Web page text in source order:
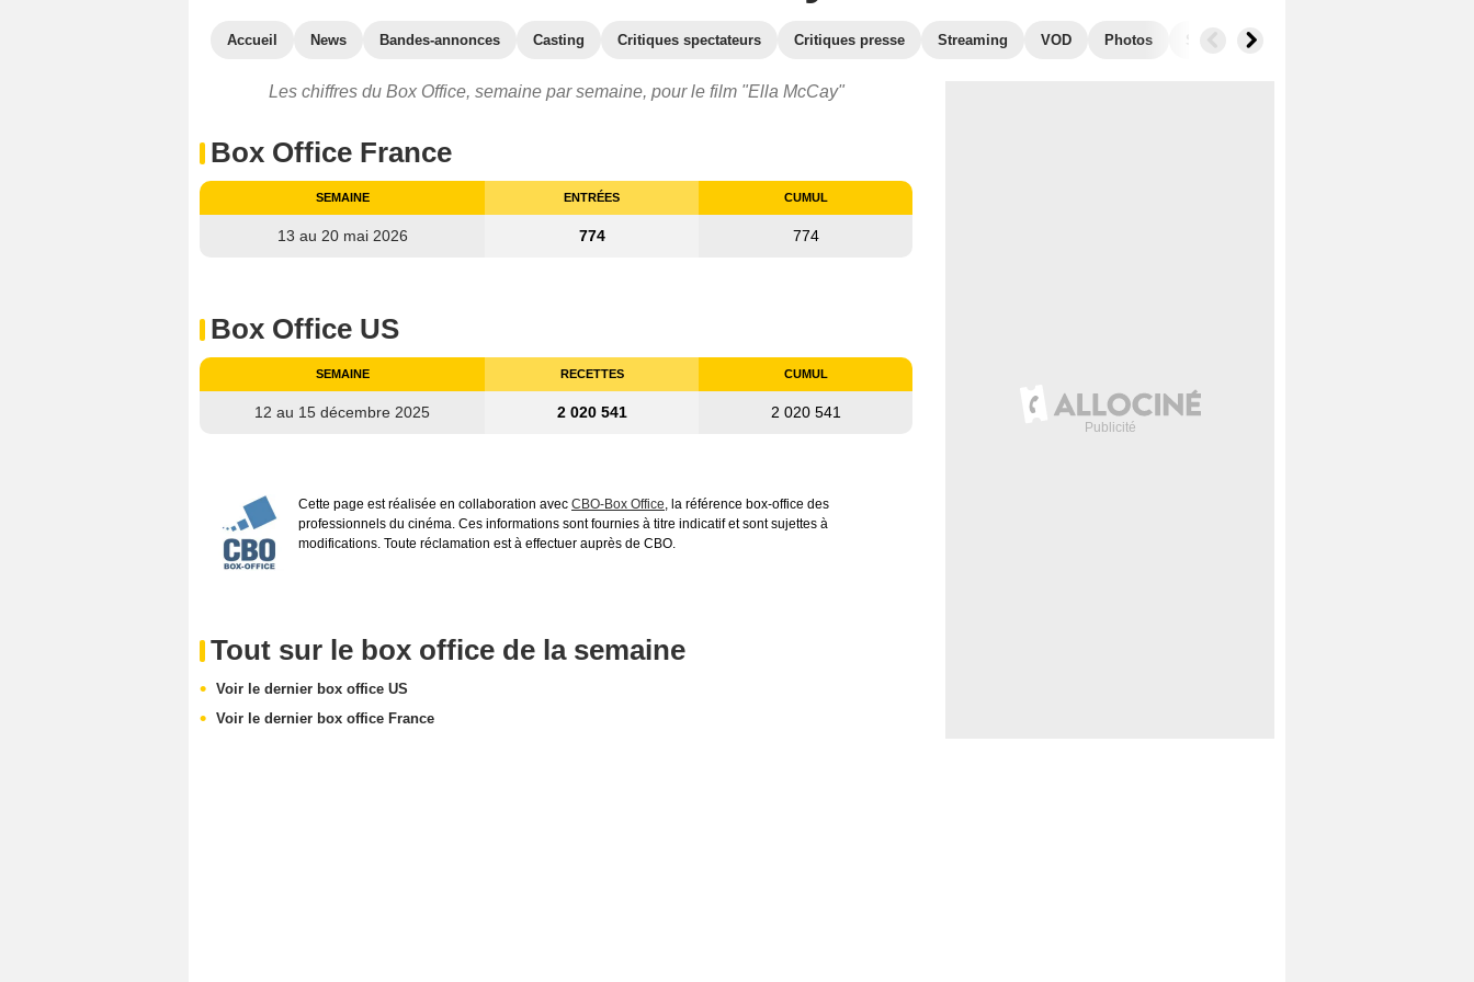
Accueil News Bandes-annonces Casting Critiques spectateurs Critiques presse Streaming VOD Photos Secrets de tournage
Les chiffres du Box Office, semaine par semaine, pour le film "Ella McCay"
Box Office France
SEMAINE ENTRÉES CUMUL
13 au 20 mai 2026 774 774
Box Office US
SEMAINE RECETTES CUMUL
12 au 15 décembre 2025 2 020 541 2 020 541
Cette page est réalisée en collaboration avec CBO-Box Office, la référence box-office des
professionnels du cinéma. Ces informations sont fournies à titre indicatif et sont sujettes à
modifications. Toute réclamation est à effectuer auprès de CBO.
Tout sur le box office de la semaine
Voir le dernier box office US
Voir le dernier box office France